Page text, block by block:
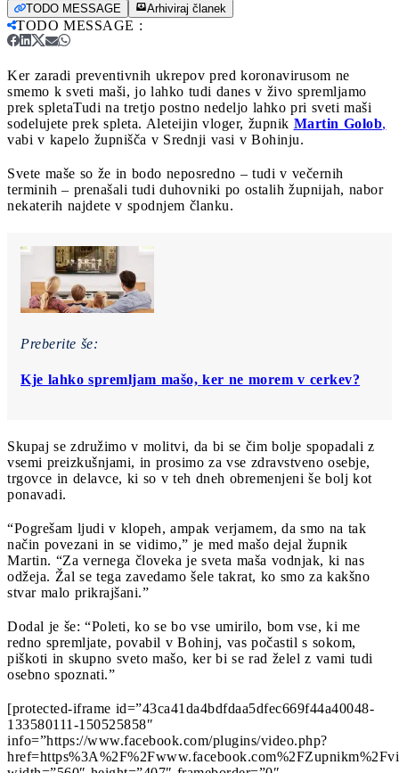
TODO MESSAGE Arhiviraj članek
TODO MESSAGE :
Ker zaradi preventivnih ukrepov pred koronavirusom ne
smemo k sveti maši, jo lahko tudi danes v živo spremljamo
prek spletaTudi na tretjo postno nedeljo lahko pri sveti maši
sodelujete prek spleta. Aleteijin vloger, župnik Martin Golob,
vabi v kapelo župnišča v Srednji vasi v Bohinju.
Svete maše so že in bodo neposredno – tudi v večernih
terminih – prenašali tudi duhovniki po ostalih župnijah, nabor
nekaterih najdete v spodnjem članku.
Preberite še:
Kje lahko spremljam mašo, ker ne morem v cerkev?
Skupaj se združimo v molitvi, da bi se čim bolje spopadali z
vsemi preizkušnjami, in prosimo za vse zdravstveno osebje,
trgovce in delavce, ki so v teh dneh obremenjeni še bolj kot
ponavadi.
“Pogrešam ljudi v klopeh, ampak verjamem, da smo na tak
način povezani in se vidimo,” je med mašo dejal župnik
Martin. “Za vernega človeka je sveta maša vodnjak, ki nas
odžeja. Žal se tega zavedamo šele takrat, ko smo za kakšno
stvar malo prikrajšani.”
Dodal je še: “Poleti, ko se bo vse umirilo, bom vse, ki me
redno spremljate, povabil v Bohinj, vas počastil s sokom,
piškoti in skupno sveto mašo, ker bi se rad želel z vami tudi
osebno spoznati.”
[protected-iframe id=”43ca41da4bdfdaa5dfec669f44a40048-
133580111-150525858″
info=”https://www.facebook.com/plugins/video.php?